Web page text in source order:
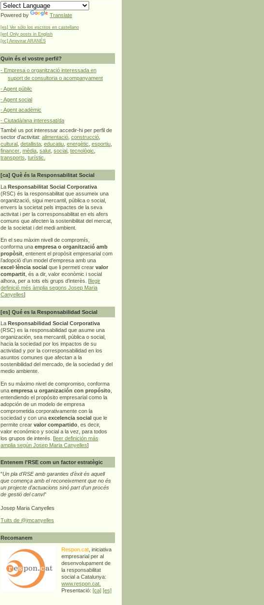
Powered by Translate
[es] Ver sólo los escritos en castellano
[en] Only posts in English
[oc] Arrevirar ARANÉS
Quin és el vostre perfil?
- Empresa o organització interessada en
suport de consultoria o acompanyament
- Agent públic
- Agent social
- Agent acadèmic
- Ciutadà/ana interessat/da
També us pot interessar accedir-hi per perfil de
sector d'activitat: alimentació construcció
cultural
detallista educatiu energètic esportiu
financer mèdia salut social tecnològic
transports turístic.
[ca] Què és la Responsabilitat Social
La Responsabilitat Social Corporativa
(RSC) és la responsabilitat que assumeix una
organització, sigui mercantil, pública o social,
envers la societat pels impactes de la seva
activitat i per la corresponsabilitat en els afers
comuns que afecten la sostenibilitat del mercat,
de la societat i del medi ambient.
En el seu màxim nivell de compromís,
conforma una empresa o organització amb
propòsit , entenent el propòsit empresarial com
l’adopció d’un model d’empresa amb una
excel·lència social que li permeti crear valor
compartit , és a dir, valor econòmic i social
alhora, per a tots els grups d’interès. [llegir
definició més àmplia segons Josep Maria
Canyelles]
[es] Qué es la Responsabilidad Social
La Responsabilidad Social Corporativa
(RSC) es la responsabilidad que asume una
organización, sea mercantil, pública o social,
hacia la sociedad por los impactos de su
actividad y por la corresponsabilidad en los
asuntos comunes que afectan a la
sostenibilidad del mercado, de la sociedad y del
medio ambiente.
En su máximo nivel de compromiso, conforma
una empresa u organización con propósito
entendiendo el propósito empresarial como la
adopción de un modelo de empresa
comprometida corporativamente con la
sociedad y con una excelencia social que le
permite crear valor compartido , es decir,
valor económico y social a la vez, para todos
los grupos de interés. [leer definición más
amplia según Josep Maria Canyelles]
Entenem l'RSE com un factor estratègic
"Un pla d'RSE amb garanties d'èxit és aquell
que comença amb el reconeixement que no és
un projecte d'actuacions sinó part d'un procés
de gestió del canvi"
Josep Maria Canyelles
Tuits de @jmcanyelles
Recomanem
Respon.cat , iniciativa
empresarial per al
desenvolupament de
la responsabilitat
social a Catalunya:
www.respon.cat.
Presentació:[ca] [es]